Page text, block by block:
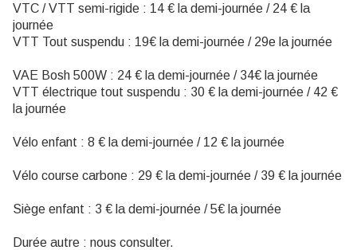
VTC / VTT semi-rigide : 14 € la demi-journée / 24 € la
journée
VTT Tout suspendu : 19€ la demi-journée / 29e la journée
VAE Bosh 500W : 24 € la demi-journée / 34€ la journée
VTT électrique tout suspendu : 30 € la demi-journée / 42 €
la journée
Vélo enfant : 8 € la demi-journée / 12 € la journée
Vélo course carbone : 29 € la demi-journée / 39 € la journée
Siège enfant : 3 € la demi-journée / 5€ la journée
Durée autre : nous consulter.